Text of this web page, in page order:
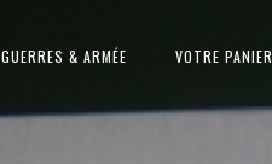
GUERRES & ARMÉE VOTRE PANIER